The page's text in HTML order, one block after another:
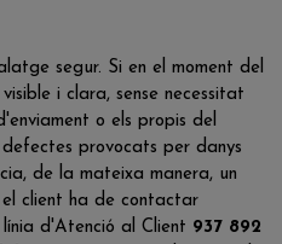
segur. Si en el moment del
i clara, sense necessitat
o els propis del
provocats per danys
de la mateixa manera, un
client ha de contactar
d'Atenció al Client 937 892